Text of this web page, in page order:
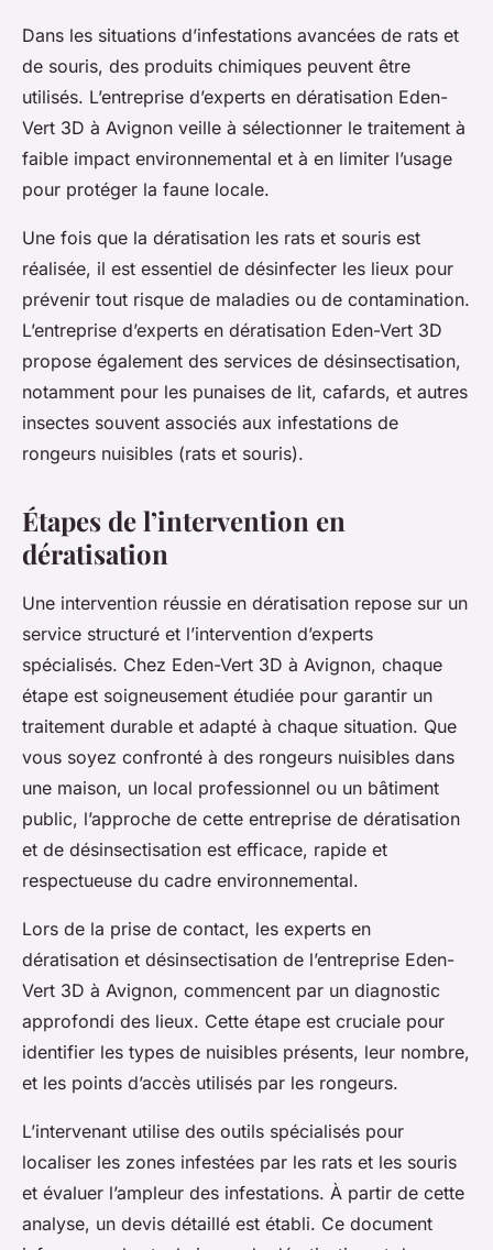
Dans les situations d’infestations avancées de rats et
de souris, des produits chimiques peuvent être
utilisés. L’entreprise d’experts en dératisation Eden-
Vert 3D à Avignon veille à sélectionner le traitement à
faible impact environnemental et à en limiter l’usage
pour protéger la faune locale.
Une fois que la dératisation les rats et souris est
réalisée, il est essentiel de désinfecter les lieux pour
prévenir tout risque de maladies ou de contamination.
L’entreprise d’experts en dératisation Eden-Vert 3D
propose également des services de désinsectisation,
notamment pour les punaises de lit, cafards, et autres
insectes souvent associés aux infestations de
rongeurs nuisibles (rats et souris).
Étapes de l’intervention en
dératisation
Une intervention réussie en dératisation repose sur un
service structuré et l’intervention d’experts
spécialisés. Chez Eden-Vert 3D à Avignon, chaque
étape est soigneusement étudiée pour garantir un
traitement durable et adapté à chaque situation. Que
vous soyez confronté à des rongeurs nuisibles dans
une maison, un local professionnel ou un bâtiment
public, l’approche de cette entreprise de dératisation
et de désinsectisation est efficace, rapide et
respectueuse du cadre environnemental.
Lors de la prise de contact, les experts en
dératisation et désinsectisation de l’entreprise Eden-
Vert 3D à Avignon, commencent par un diagnostic
approfondi des lieux. Cette étape est cruciale pour
identifier les types de nuisibles présents, leur nombre,
et les points d’accès utilisés par les rongeurs.
L’intervenant utilise des outils spécialisés pour
localiser les zones infestées par les rats et les souris
et évaluer l’ampleur des infestations. À partir de cette
analyse, un devis détaillé est établi. Ce document